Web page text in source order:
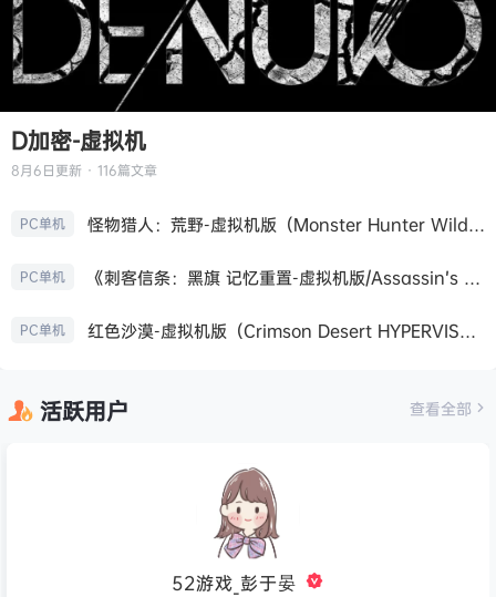
D加密-虚拟机
8月6日更新 · 116篇文章
PC单机 怪物猎人：荒野-虚拟机版（Monster Hunter Wilds HYPERVISOR）免安装中文版
PC单机 《刺客信条：黑旗 记忆重置-虚拟机版/Assassin’s Creed Black Flag Resynced HYPERVISOR》免安装中文版
PC单机 红色沙漠-虚拟机版（Crimson Desert HYPERVISOR）免安装中文版
活跃用户 查看全部
52游戏_彭于晏